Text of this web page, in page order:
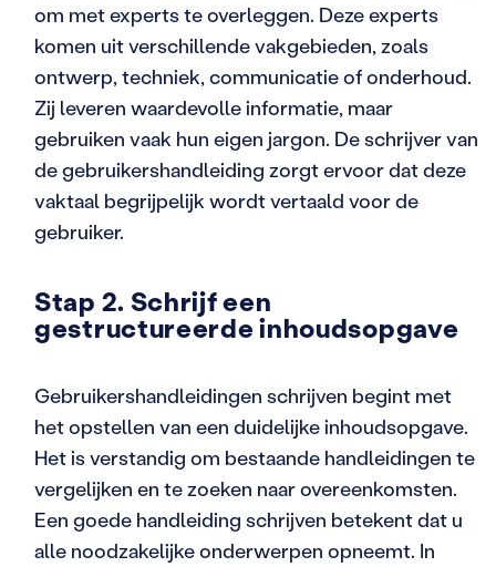
om met experts te overleggen. Deze experts
komen uit verschillende vakgebieden, zoals
ontwerp, techniek, communicatie of onderhoud.
Zij leveren waardevolle informatie, maar
gebruiken vaak hun eigen jargon. De schrijver van
de gebruikershandleiding zorgt ervoor dat deze
vaktaal begrijpelijk wordt vertaald voor de
gebruiker.
Stap 2. Schrijf een
gestructureerde inhoudsopgave
Gebruikershandleidingen schrijven begint met
het opstellen van een duidelijke inhoudsopgave.
Het is verstandig om bestaande handleidingen te
vergelijken en te zoeken naar overeenkomsten.
Een goede handleiding schrijven betekent dat u
alle noodzakelijke onderwerpen opneemt. In